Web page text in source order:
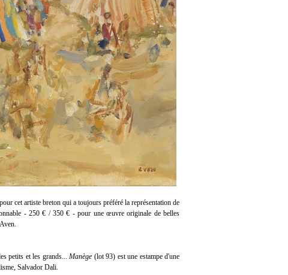
cet artiste breton qui a toujours préféré la représentation de
- 250 € / 350 € - pour une œuvre originale de belles
petits et les grands... Manège (lot 93) est une estampe d'une
Salvador Dali.